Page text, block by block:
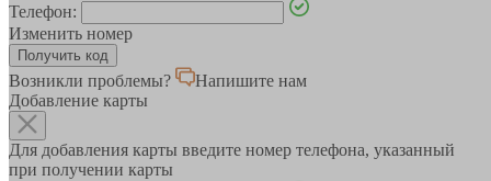
Телефон:
Изменить номер
Возникли проблемы?
Напишите нам
Добавление карты
Для добавления карты введите номер телефона, указанный
при получении карты